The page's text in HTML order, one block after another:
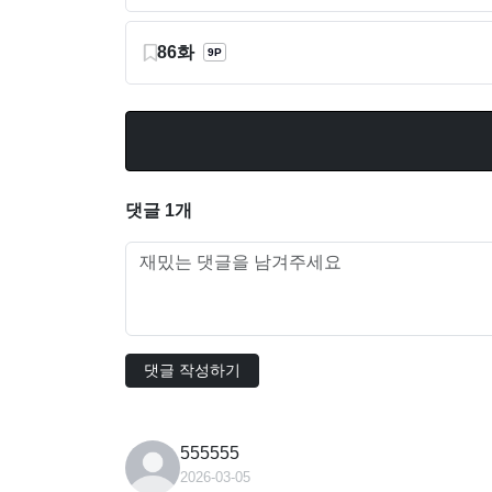
86화 9P
댓글 1개
댓글 작성하기
555555
2026-03-05